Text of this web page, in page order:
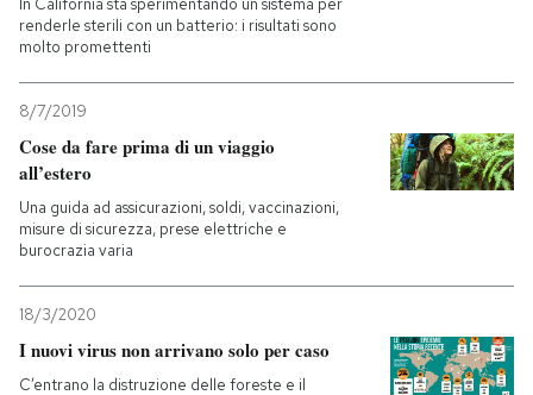
In California sta sperimentando un sistema per
renderle sterili con un batterio: i risultati sono
molto promettenti
8/7/2019
Cose da fare prima di un viaggio
all’estero
Una guida ad assicurazioni, soldi, vaccinazioni,
misure di sicurezza, prese elettriche e
burocrazia varia
18/3/2020
I nuovi virus non arrivano solo per caso
C’entrano la distruzione delle foreste e il